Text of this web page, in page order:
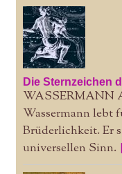
Die Sternzeichen
WASSERMANN
Wassermann lebt
Brüderlichkeit. Er
universellen Sinn.